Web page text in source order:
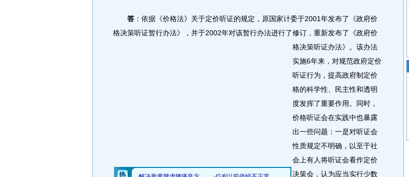
答 ：依据《价格法》关于定价听证的规定，原国家计委于2001年发布了《政府价
格决策听证暂行办法》，并于2002年对该暂行办法进行了修订，重新发布了《政府价
格决策听证办法》。 该办法
实施6年来，对规范政府定价
听证行为，提高政府制定价
格的科学性、民主性和透明
度发挥了重要作用。同时，
价格听证会在实践中也暴露
出一些问题：一是对听证会
性质规定不明确，以至于社
会上有人将听证会看作定价
决策会，认为应当实行少数